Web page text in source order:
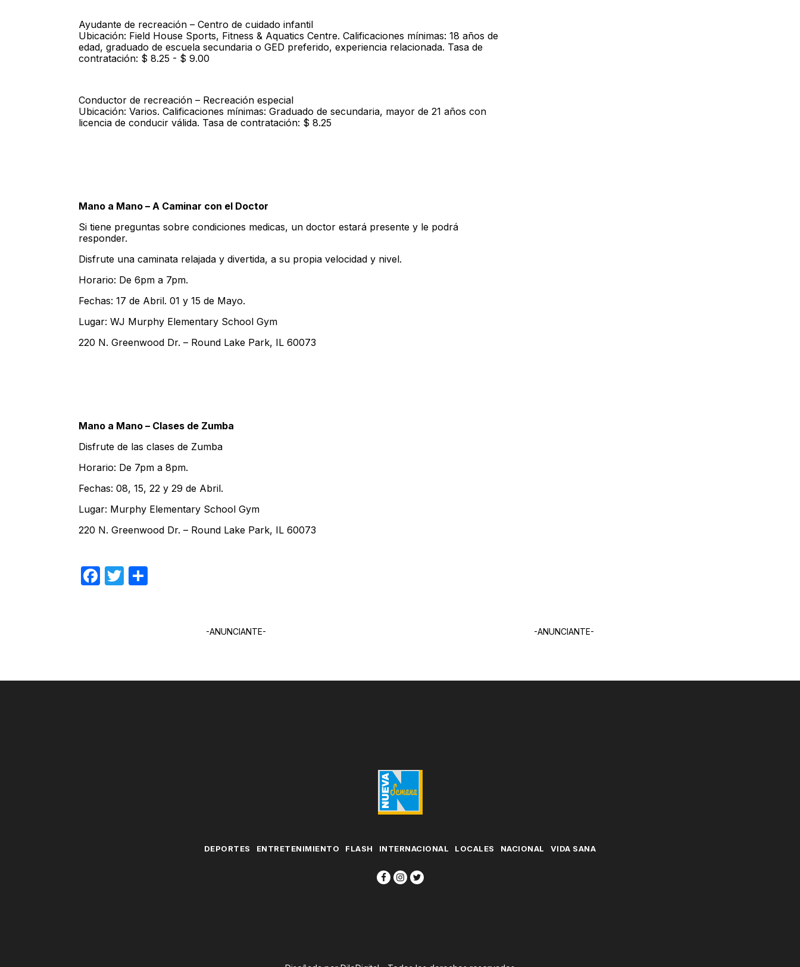
Ayudante de recreación – Centro de cuidado infantil
Ubicación: Field House Sports, Fitness & Aquatics Centre. Calificaciones mínimas: 18 años de
edad, graduado de escuela secundaria o GED preferido, experiencia relacionada. Tasa de
contratación: $ 8.25 - $ 9.00
Conductor de recreación – Recreación especial
Ubicación: Varios. Calificaciones mínimas: Graduado de secundaria, mayor de 21 años con
licencia de conducir válida. Tasa de contratación: $ 8.25
Mano a Mano – A Caminar con el Doctor
Si tiene preguntas sobre condiciones medicas, un doctor estará presente y le podrá
responder.
Disfrute una caminata relajada y divertida, a su propia velocidad y nivel.
Horario: De 6pm a 7pm.
Fechas: 17 de Abril. 01 y 15 de Mayo.
Lugar: WJ Murphy Elementary School Gym
220 N. Greenwood Dr. – Round Lake Park, IL 60073
Mano a Mano – Clases de Zumba
Disfrute de las clases de Zumba
Horario: De 7pm a 8pm.
Fechas: 08, 15, 22 y 29 de Abril.
Lugar: Murphy Elementary School Gym
220 N. Greenwood Dr. – Round Lake Park, IL 60073
Facebook
Twitter
-ANUNCIANTE- -ANUNCIANTE-
DEPORTES ENTRETENIMIENTO FLASH INTERNACIONAL LOCALES NACIONAL VIDA SANA